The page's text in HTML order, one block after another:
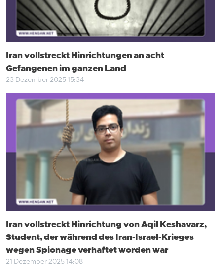
Iran vollstreckt Hinrichtungen an acht
Gefangenen im ganzen Land
23 Dezember 2025 15:34
Iran vollstreckt Hinrichtung von Aqil Keshavarz,
Student, der während des Iran-Israel-Krieges
wegen Spionage verhaftet worden war
21 Dezember 2025 14:08